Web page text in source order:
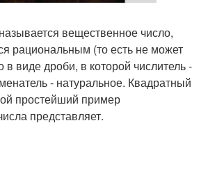
вещественное число,
рациональным (то есть не может
в виде дроби, в которой числитель -
- натуральное. Квадратный
простейший пример
представляет.